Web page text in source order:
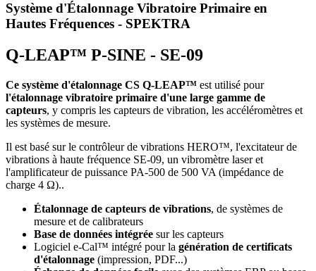
Système d'Étalonnage Vibratoire Primaire en
Hautes Fréquences - SPEKTRA
Q-LEAP™ P-SINE - SE-09
Ce système d'étalonnage CS Q-LEAP™ est utilisé pour
l'étalonnage vibratoire primaire d'une large gamme de
capteurs, y compris les capteurs de vibration, les accéléromètres et
les systèmes de mesure.
Il est basé sur le contrôleur de vibrations HERO™, l'excitateur de
vibrations à haute fréquence SE-09, un vibromètre laser et
l'amplificateur de puissance PA-500 de 500 VA (impédance de
charge 4 Ω)..
Étalonnage de capteurs de vibrations, de systèmes de
mesure et de calibrateurs
Base de données intégrée sur les capteurs
Logiciel e-Cal™ intégré pour la génération de certificats
d'étalonnage (impression, PDF...)